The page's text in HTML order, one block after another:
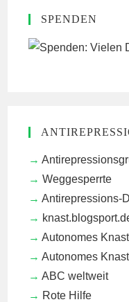
SPENDEN
Weggesperrte
Antirepressions-
Autonomes
Autonomes
ABC weltweit
Rote Hilfe